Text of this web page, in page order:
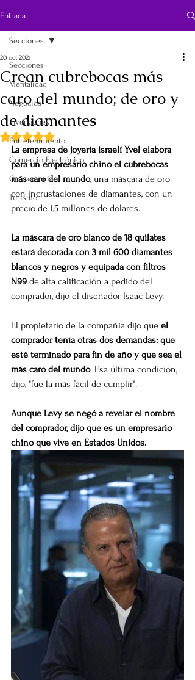
Entrada
Secciones
Mentalidad
Negocios
Inversiones
Entretenimiento
Comercio Electrónico
Gastronomía
Turismo
Secciones
Crean cubrebocas más
caro del mundo; de oro y
de diamantes
20 oct 2021
Obtuvo NaN de 5 estrellas.
La empresa de joyería israelí Yvel elabora
para un empresario chino el cubrebocas
más caro del mundo, una máscara de oro
con incrustaciones de diamantes, con un
precio de 1,5 millones de dólares.
La máscara de oro blanco de 18 quilates
estará decorada con 3 mil 600 diamantes
blancos y negros y equipada con filtros
N99 de alta calificación a pedido del
comprador, dijo el diseñador Isaac Levy.
El propietario de la compañía dijo que el
comprador tenía otras dos demandas: que
esté terminado para fin de año y que sea el
más caro del mundo. Esa última condición,
dijo, "fue la más fácil de cumplir".
Aunque Levy se negó a revelar el nombre
del comprador, dijo que es un empresario
chino que vive en Estados Unidos.